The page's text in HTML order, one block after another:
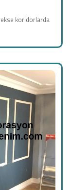
koridorlarda